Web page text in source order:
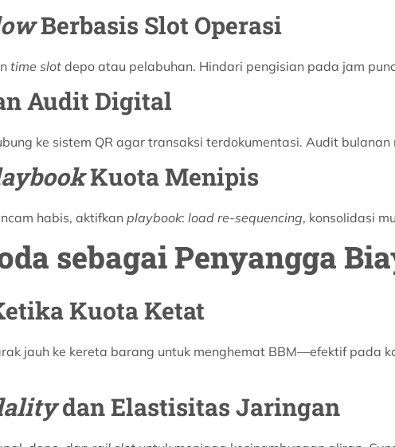
Berbasis Slot Operasi
time slot depo atau pelabuhan. Hindari pengisian pada jam
Audit Digital
ke sistem QR agar transaksi terdokumentasi. Audit bulanan
Kuota Menipis
habis, aktifkan playbook: load re-sequencing, konsolidasi
sebagai Penyangga
Kuota Ketat
jauh ke kereta barang untuk menghemat BBM—efektif pada
dan Elastisitas Jaringan